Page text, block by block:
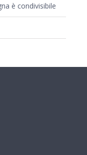
è condivisibile